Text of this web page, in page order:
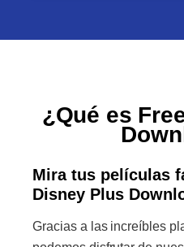
¿Qué es
Mira tus películas
Disney Plus
Gracias a las increíbles